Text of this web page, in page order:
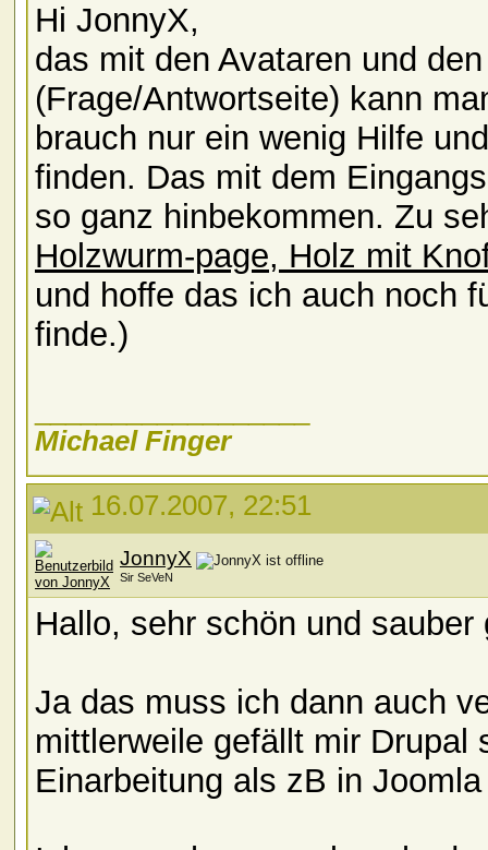
Hi JonnyX,
das mit den Avataren und
(Frage/Antwortseite) kann
brauch nur ein wenig Hilfe
finden. Das mit dem
so ganz hinbekommen. Zu
Holzwurm-page, Holz mit
und hoffe das ich auch noch
finde.)
Michael Finger
16.07.2007, 22:51
JonnyX
Sir SeVeN
Hallo, sehr schön und
Ja das muss ich dann auch
mittlerweile gefällt mir Drupal
Einarbeitung als zB in Joomla